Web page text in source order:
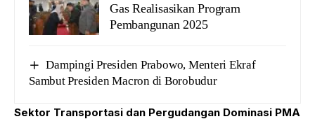
Gas Realisasikan Program
Pembangunan 2025
Dampingi Presiden Prabowo, Menteri Ekraf
Sambut Presiden Macron di Borobudur
Sektor Transportasi dan Pergudangan Dominasi PMA